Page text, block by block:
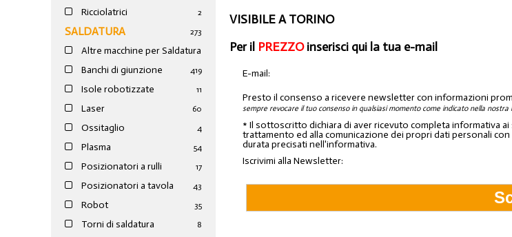
Ricciolatrici 2
SALDATURA 273
Altre macchine per Saldatura
19
Banchi di giunzione 4
Isole robotizzate 11
Laser 60
Ossitaglio 4
Plasma 54
Posizionatori a rulli 17
Posizionatori a tavola 43
Robot 35
Torni di saldatura 8
VISIBILE A TORINO
Per il PREZZOinserisci qui la tua e-mail
E-mail:
Presto il consenso a ricevere newsletter con informazioni
sempre revocare il tuo consenso in qualsiasi momento come indicato nella nostra
* Il sottoscritto dichiara di aver ricevuto completa informativa
trattamento ed alla comunicazione dei propri dati personali
durata precisati nell'informativa.
Iscrivimi alla Newsletter: